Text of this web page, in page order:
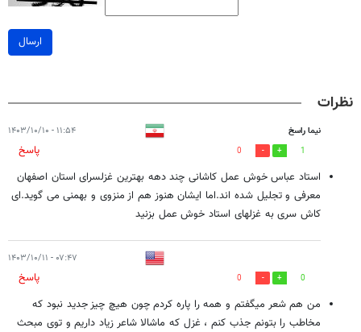
ارسال
نظرات
نیما راسخ ۱۱:۵۴ - ۱۴۰۳/۱۰/۱۰
1
0
پاسخ
استاد عباس خوش عمل کاشانی چند دهه بهترین غزلسرای استان اصفهان
معرفی و تجلیل شده اند.اما ایشان هنوز هم از منزوی و بهمنی می گوید.ای
کاش سری به غزلهای استاد خوش عمل بزنید
۰۷:۴۷ - ۱۴۰۳/۱۰/۱۱
0
0
پاسخ
من هم شعر میگفتم و همه را پاره کردم چون هیچ چیز جدید نبود که
مخاطب را بتونم جذب کنم ، غزل که ماشالا شاعر زیاد داریم و توی مبحث